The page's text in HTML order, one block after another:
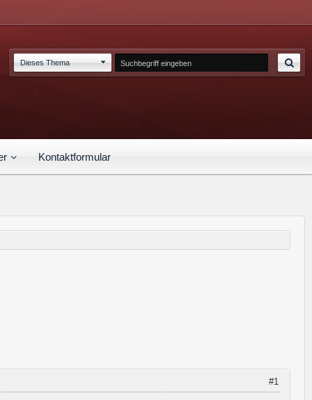
Kontaktformular
Dieses Thema
#1